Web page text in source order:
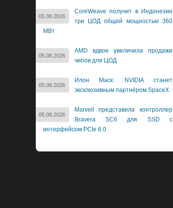
05.08.2026
CoreWeave получит в Индонезии
три ЦОД общей мощностью 360
МВт
05.08.2026
AMD вдвое увеличила продажи
чипов для ЦОД
05.08.2026
Илон Маск: NVIDIA станет
эксклюзивным партнёром SpaceX
05.08.2026
Marvell представила контроллер
Bravera SC6 для SSD с
интерфейсом PCIe 6.0